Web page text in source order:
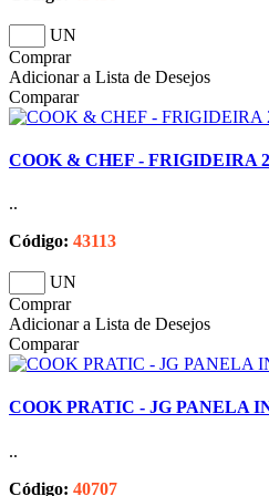
UN
Comprar
Adicionar a Lista de Desejos
Comparar
COOK & CHEF - FRIGIDEIRA
..
Código: 43113
UN
Comprar
Adicionar a Lista de Desejos
Comparar
COOK PRATIC - JG PANELA
..
Código: 40707